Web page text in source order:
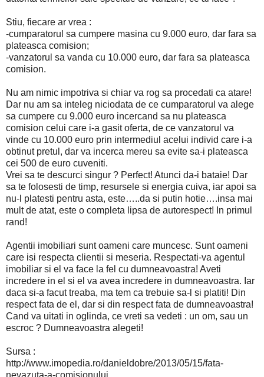
Stiu, fiecare ar vrea :
-cumparatorul sa cumpere masina cu 9.000 euro, dar fara sa
plateasca comision;
-vanzatorul sa vanda cu 10.000 euro, dar fara sa plateasca
comision.
Nu am nimic impotriva si chiar va rog sa procedati ca atare!
Dar nu am sa inteleg niciodata de ce cumparatorul va alege
sa cumpere cu 9.000 euro incercand sa nu plateasca
comision celui care i-a gasit oferta, de ce vanzatorul va
vinde cu 10.000 euro prin intermediul acelui individ care i-a
obtinut pretul, dar va incerca mereu sa evite sa-i plateasca
cei 500 de euro cuveniti.
Vrei sa te descurci singur ? Perfect! Atunci da-i bataie! Dar
sa te folosesti de timp, resursele si energia cuiva, iar apoi sa
nu-l platesti pentru asta, este…..da si putin hotie….insa mai
mult de atat, este o completa lipsa de autorespect! In primul
rand!
Agentii imobiliari sunt oameni care muncesc. Sunt oameni
care isi respecta clientii si meseria. Respectati-va agentul
imobiliar si el va face la fel cu dumneavoastra! Aveti
incredere in el si el va avea incredere in dumneavoastra. Iar
daca si-a facut treaba, ma tem ca trebuie sa-l si platiti! Din
respect fata de el, dar si din respect fata de dumneavoastra!
Cand va uitati in oglinda, ce vreti sa vedeti : un om, sau un
escroc ? Dumneavoastra alegeti!
Sursa :
http://www.imopedia.ro/danieldobre/2013/05/15/fata-
nevazuta-a-comisionului